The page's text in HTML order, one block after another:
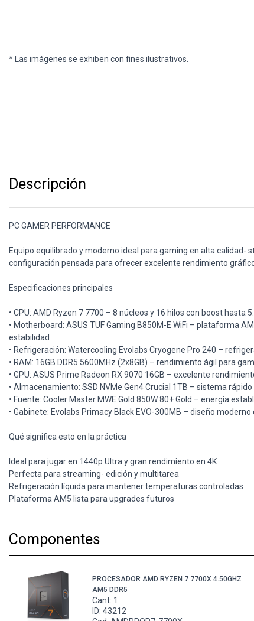
* Las imágenes se exhiben con fines ilustrativos.
Descripción
PC GAMER PERFORMANCE
Equipo equilibrado y moderno ideal para gaming en alta calidad-
configuración pensada para ofrecer excelente rendimiento
Especificaciones principales
• CPU: AMD Ryzen 7 7700 – 8 núcleos y 16 hilos con boost hasta
• Motherboard: ASUS TUF Gaming B850M-E WiFi – plataforma
estabilidad
• Refrigeración: Watercooling Evolabs Cryogene Pro 240 –
• RAM: 16GB DDR5 5600MHz (2x8GB) – rendimiento ágil para
• GPU: ASUS Prime Radeon RX 9070 16GB – excelente
• Almacenamiento: SSD NVMe Gen4 Crucial 1TB – sistema
• Fuente: Cooler Master MWE Gold 850W 80+ Gold – energía
• Gabinete: Evolabs Primacy Black EVO-300MB – diseño
Qué significa esto en la práctica
Ideal para jugar en 1440p Ultra y gran rendimiento en 4K
Perfecta para streaming- edición y multitarea
Refrigeración líquida para mantener temperaturas controladas
Plataforma AM5 lista para upgrades futuros
Componentes
PROCESADOR AMD RYZEN 7 7700X 4.50GHZ
AM5 DDR5
Cant: 1
ID: 43212